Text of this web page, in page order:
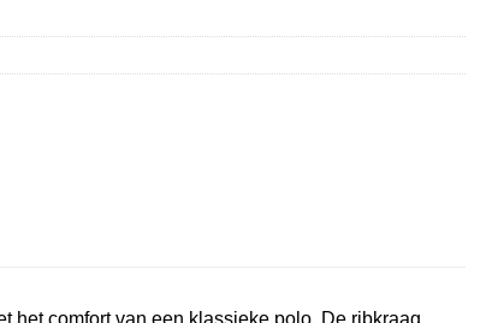
het comfort van een klassieke polo. De ribkraag